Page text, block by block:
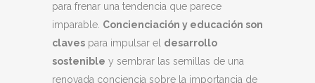
para frenar una tendencia que parece
imparable. Concienciación y educación son
claves para impulsar el desarrollo
sostenible y sembrar las semillas de una
renovada conciencia sobre la importancia de